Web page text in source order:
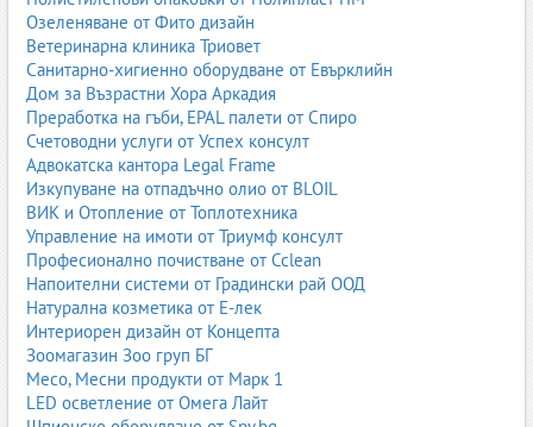
Озеленяване от Фито дизайн
Ветеринарна клиника Триовет
Санитарно-хигиенно оборудване от Евърклийн
Дом за Възрастни Хора Аркадия
Преработка на гъби, EPAL палети от Спиро
Счетоводни услуги от Успех консулт
Адвокатска кантора Legal Frame
Изкупуване на отпадъчно олио от BLOIL
ВИК и Отопление от Топлотехника
Управление на имоти от Триумф консулт
Професионално почистване от Cclean
Напоителни системи от Градински рай ООД
Натурална козметика от Е-лек
Интериорен дизайн от Концепта
Зоомагазин Зоо груп БГ
Месо, Месни продукти от Марк 1
LED осветление от Омега Лайт